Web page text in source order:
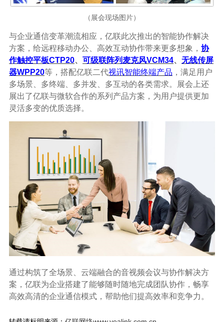
（展会现场图片）
与企业通信变革潮流相应，亿联此次推出的智能协作解决
方案，给远程移动办公、高效互动协作带来更多想象， 协
作触控平板CTP20、 可级联阵列麦克风VCM34、 无线传屏
器WPP20等，搭配亿联二代视讯智能终端产品 ，满足用户
多场景、多终端、多并发、多互动的各类需求。展会上还
展出了亿联与微软合作的系列产品方案，为用户提供更加
灵活多变的优质选择。
通过构筑了全场景、云端融合的音视频会议与协作解决方
案，亿联为企业搭建了能够随时随地完成团队协作，畅享
高效高清的企业通信模式，帮助他们提高效率和竞争力。